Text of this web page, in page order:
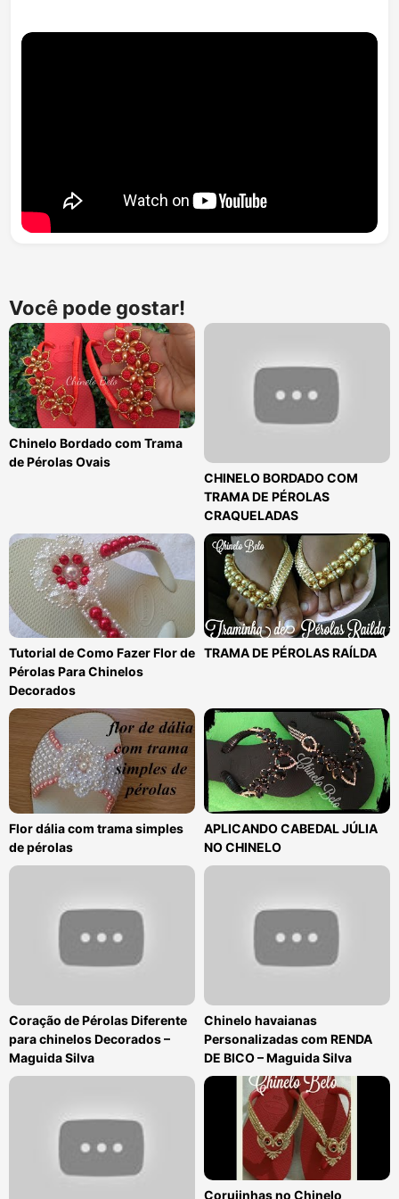
Você pode gostar!
Chinelo Bordado com Trama
de Pérolas Ovais
CHINELO BORDADO COM
TRAMA DE PÉROLAS
CRAQUELADAS
Tutorial de Como Fazer Flor de
Pérolas Para Chinelos
Decorados
TRAMA DE PÉROLAS RAÍLDA
Flor dália com trama simples
de pérolas
APLICANDO CABEDAL JÚLIA
NO CHINELO
Coração de Pérolas Diferente
para chinelos Decorados –
Maguida Silva
Chinelo havaianas
Personalizadas com RENDA
DE BICO – Maguida Silva
Corujinhas no Chinelo